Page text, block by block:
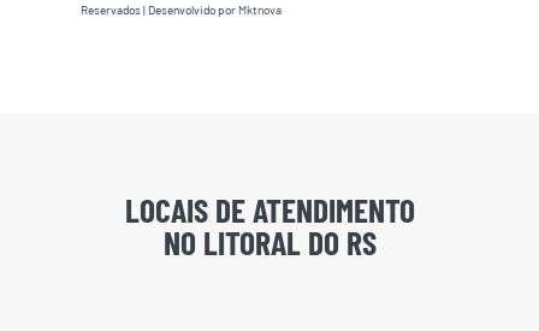
Reservados | Desenvolvido por Mktnova
LOCAIS DE ATENDIMENTO
NO LITORAL DO RS